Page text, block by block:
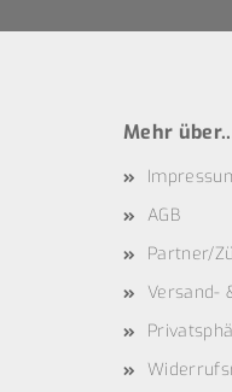
Mehr
AGB
Partner/
Versand-